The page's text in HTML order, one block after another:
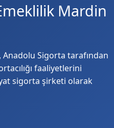
Mardin
Anadolu Sigorta tarafından
faaliyetlerini
sigorta şirketi olarak